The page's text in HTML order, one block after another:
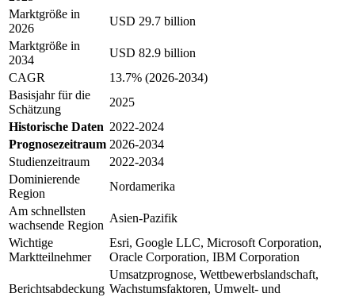
Marktgröße in
2026
USD 29.7 billion
Marktgröße in
2034
USD 82.9 billion
CAGR
13.7% (2026-2034)
Basisjahr für die
Schätzung
2025
Historische Daten 2022-2024
Prognosezeitraum 2026-2034
Studienzeitraum
2022-2034
Dominierende
Region
Nordamerika
Am schnellsten
wachsende Region
Asien-Pazifik
Wichtige
Marktteilnehmer
Esri, Google LLC, Microsoft Corporation,
Oracle Corporation, IBM Corporation
Berichtsabdeckung
Umsatzprognose, Wettbewerbslandschaft,
Wachstumsfaktoren, Umwelt- und